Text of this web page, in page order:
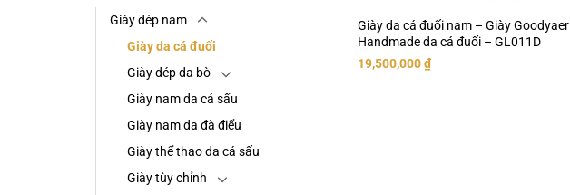
Giày dép nam
Giày da cá đuối
Giày dép da bò
Giày nam da cá sấu
Giày nam da đà điểu
Giày thể thao da cá sấu
Giày tùy chỉnh
Giày da cá đuối nam – Giày Goodyaer
Handmade da cá đuối – GL011D
19,500,000₫